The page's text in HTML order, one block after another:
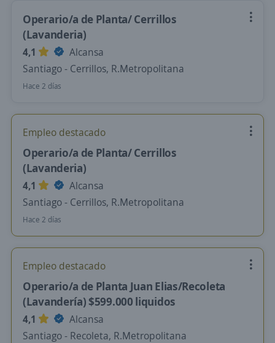
Operario/a de Planta/ Cerrillos
(Lavanderia)
4,1
Alcansa
Santiago - Cerrillos, R.Metropolitana
Hace 2 días
Empleo destacado
Operario/a de Planta/ Cerrillos
(Lavanderia)
4,1
Alcansa
Santiago - Cerrillos, R.Metropolitana
Hace 2 días
Empleo destacado
Operario/a de Planta Juan Elias/Recoleta
(Lavandería) $599.000 liquidos
4,1
Alcansa
Santiago - Recoleta, R.Metropolitana